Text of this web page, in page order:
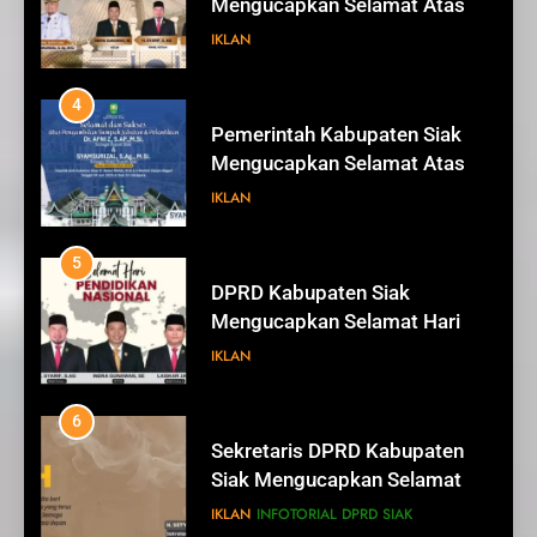
Mengucapkan Selamat Atas
Pengambilan Sumpah Jabatan
IKLAN
4
Pemerintah Kabupaten Siak
Mengucapkan Selamat Atas
Pengambilan Sumpah Jabatan
IKLAN
5
DPRD Kabupaten Siak
Mengucapkan Selamat Hari
Pendidikan Nasional
IKLAN
6
Sekretaris DPRD Kabupaten
Siak Mengucapkan Selamat
Hari Buruh
IKLAN INFOTORIAL DPRD SIAK
78
Alfedri; Upaya Pemerintah
Bersama Pihak Terkait